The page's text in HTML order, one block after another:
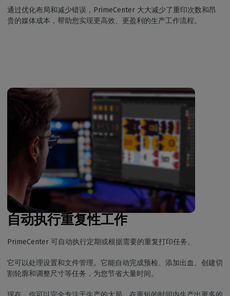
通过优化布局和减少错误，PrimeCenter 大大减少了重印次数和昂
贵的媒体成本，帮助您实现更高效、更盈利的生产工作流程。
自动执行重复性工作
PrimeCenter 可自动执行定期或根据需要的重复打印任务。
它可以处理设置和文件管理。它能自动完成预检、添加出血、创建切
割轮廓和调整尺寸等任务，为您节省大量时间。